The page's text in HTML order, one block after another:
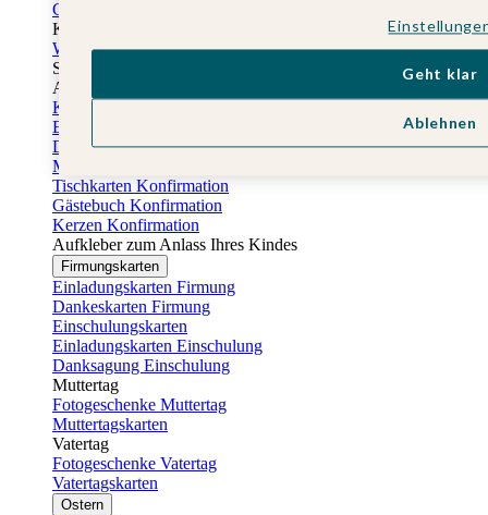
Gästebuch Taufe
Kartenbox Taufe
Willkommensschilder Taufe
Sticker Taufe
Absenderaufkleber Taufe
Konfirmationskarten
Einladungskarten Konfirmation
Danksagung Konfirmation
Menükarten Konfirmation
Tischkarten Konfirmation
Gästebuch Konfirmation
Kerzen Konfirmation
Aufkleber zum Anlass Ihres Kindes
Firmungskarten
Einladungskarten Firmung
Dankeskarten Firmung
Einschulungskarten
Einladungskarten Einschulung
Danksagung Einschulung
Muttertag
Fotogeschenke Muttertag
Muttertagskarten
Vatertag
Fotogeschenke Vatertag
Vatertagskarten
Ostern
Ablehnen
Geht klar